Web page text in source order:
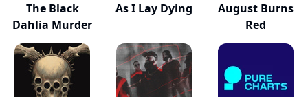
The Black
Dahlia Murder
As I Lay Dying
August Burns
Red